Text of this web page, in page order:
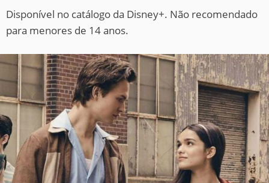
Disponível no catálogo da Disney+. Não recomendado
para menores de 14 anos.